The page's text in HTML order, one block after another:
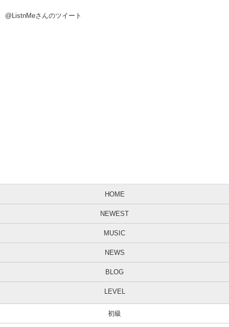
@ListnMeさんのツイート
HOME
NEWEST
MUSIC
NEWS
BLOG
LEVEL
初級